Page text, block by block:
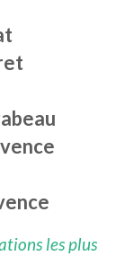
les plus